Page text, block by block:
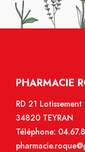
PHARMACIE
RD 21 Lotissement
34820 TEYRAN
Téléphone: